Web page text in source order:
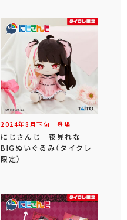
2024年8 月下旬 登場
にじさんじ 夜見れな
BIGぬいぐるみ（タイクレ
限定）